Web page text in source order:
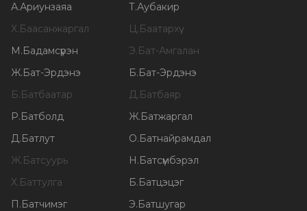
А.Ариунзаяа Т.Аубакир
Х.Баасанжаргал Ц.Баатархүү
М.Бадамсүрэн Э.Бат-Амгалан
Ж.Бат-Эрдэнэ Б.Бат-Эрдэнэ
Б.Батбаатар Д.Батбаяр
Р.Батболд Ж.Батжаргал
Д.Батлут О.Батнайрамдал
Ж.Батсуурь Н.Батсүмбэрэл
Х.Баттулга Б.Батцэцэг
П.Батчимэг Э.Батшугар